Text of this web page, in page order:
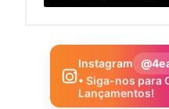
Instagram
• Siga-nos para
Lançamentos!